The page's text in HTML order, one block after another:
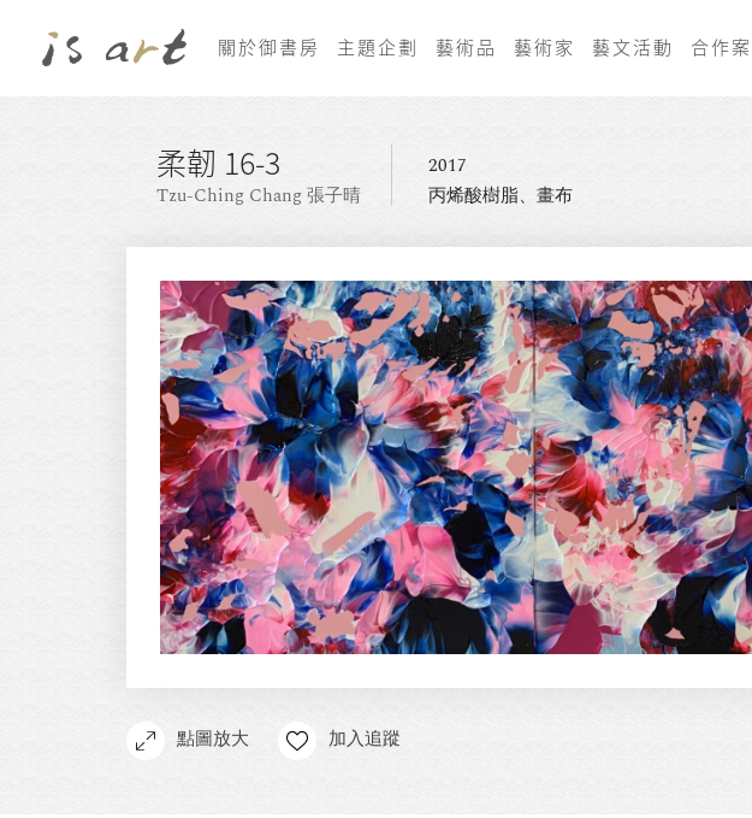
關於御書房 主題企劃 藝術品 藝術家 藝文活動 合作
柔韌 16-3
Tzu-Ching Chang 張子晴
2017
丙烯酸樹脂、畫布
點圖放大 加入追蹤